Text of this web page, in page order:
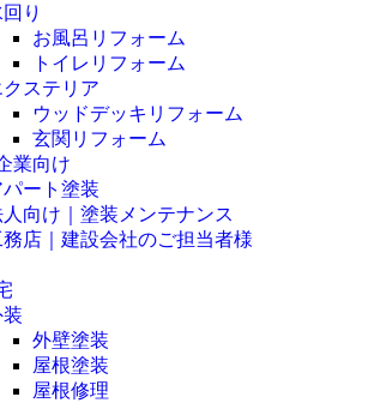
り
お風呂リフォーム
トイレリフォーム
クステリア
ウッドデッキリフォーム
玄関リフォーム
業向け
パート塗装
人向け｜塗装メンテナンス
務店｜建設会社のご担当者様
外壁塗装
屋根塗装
屋根修理